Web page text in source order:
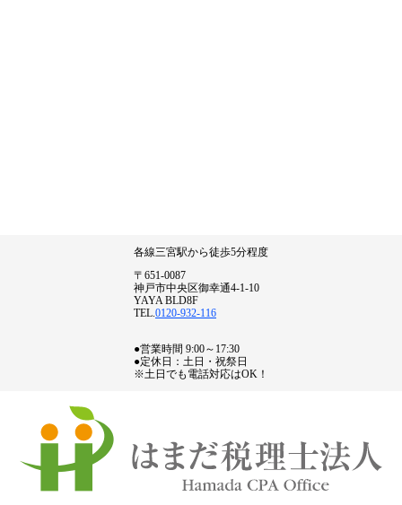
各線三宮駅から徒歩5分程度
〒651-0087
神戸市中央区御幸通4-1-10
YAYA BLD8F
TEL. 0120-932-116
●営業時間 9:00～17:30
●定休日：土日・祝祭日
※土日でも電話対応はOK！